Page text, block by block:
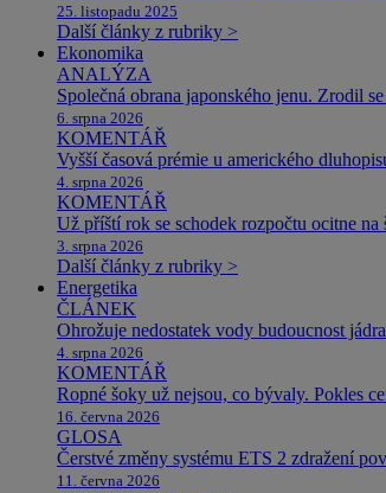
25. listopadu 2025
Další články z rubriky >
Ekonomika
ANALÝZA
Společná obrana japonského jenu. Zrodil
6. srpna 2026
KOMENTÁŘ
Vyšší časová prémie u amerického
4. srpna 2026
KOMENTÁŘ
Už příští rok se schodek rozpočtu ocitne na
3. srpna 2026
Další články z rubriky >
Energetika
ČLÁNEK
Ohrožuje nedostatek vody budoucnost
4. srpna 2026
KOMENTÁŘ
Ropné šoky už nejsou, co bývaly. Pokles
16. června 2026
GLOSA
Čerstvé změny systému ETS 2 zdražení
11. června 2026